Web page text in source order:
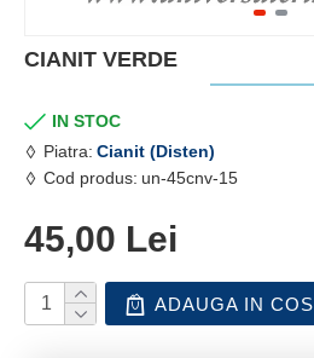
CIANIT VERDE
IN STOC
Piatra: Cianit (Disten)
Cod produs: un-45cnv-15
45,00 Lei
ADAUGA IN COS